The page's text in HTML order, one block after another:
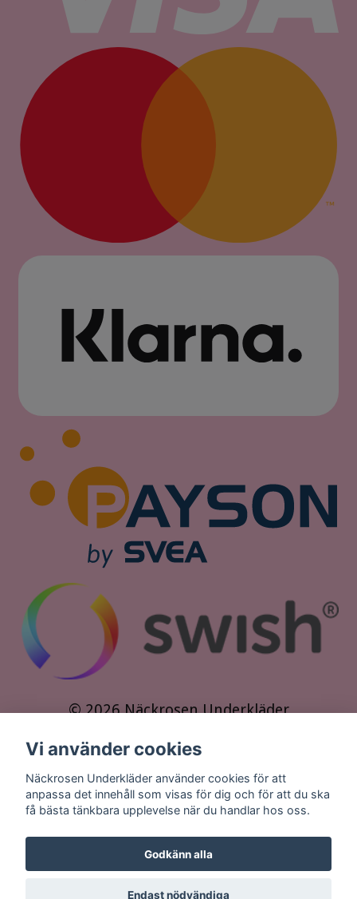
© 2026 Näckrosen Underkläder
Vi använder cookies
Näckrosen Underkläder använder cookies för att
anpassa det innehåll som visas för dig och för att du ska
få bästa tänkbara upplevelse när du handlar hos oss.
Godkänn alla
Endast nödvändiga